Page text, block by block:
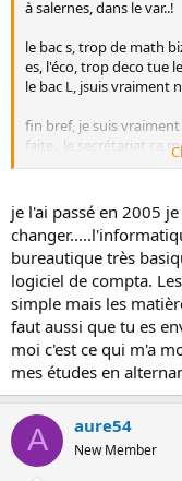
à salernes, dans le var..!
le bac s, trop de math
es, l'éco, trop deco tue
le bac L, jsuis vraiment
fin bref, je suis
faite.. le secrétariat ca
ca à l'air pas mal ! ya
je l'ai passé en 2005
bureautique très
logiciel de compta.
simple mais les
faut aussi que tu es
moi c'est ce qui m'a
mes études en
A aure54
New Member